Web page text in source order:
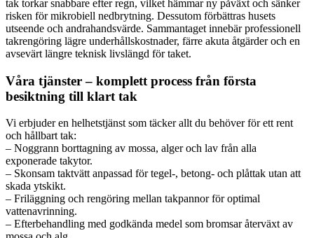
tak torkar snabbare efter regn, vilket hämmar ny påväxt och sänker
risken för mikrobiell nedbrytning. Dessutom förbättras husets
utseende och andrahandsvärde. Sammantaget innebär professionell
takrengöring lägre underhållskostnader, färre akuta åtgärder och en
avsevärt längre teknisk livslängd för taket.
Våra tjänster – komplett process från första
besiktning till klart tak
Vi erbjuder en helhetstjänst som täcker allt du behöver för ett rent
och hållbart tak:
– Noggrann borttagning av mossa, alger och lav från alla
exponerade takytor.
– Skonsam taktvätt anpassad för tegel-, betong- och plåttak utan att
skada ytskikt.
– Friläggning och rengöring mellan takpannor för optimal
vattenavrinning.
– Efterbehandling med godkända medel som bromsar återväxt av